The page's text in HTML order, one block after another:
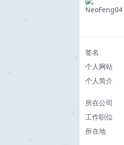
签名
个人网站
个人简介
所在公司
工作职位
所在地